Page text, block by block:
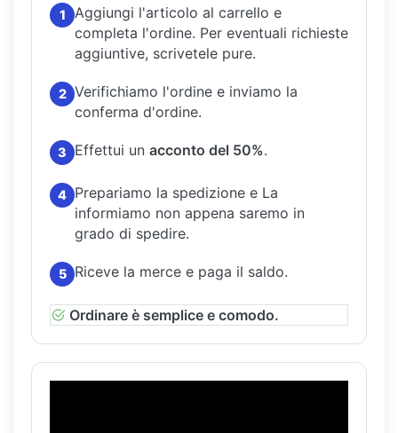
1
Aggiungi l'articolo al carrello e
completa l'ordine. Per eventuali richieste
aggiuntive, scrivetele pure.
2 Verifichiamo l'ordine e inviamo la
conferma d'ordine.
3 Effettui un acconto del 50%.
4 Prepariamo la spedizione e La
informiamo non appena saremo in
grado di spedire.
5 Riceve la merce e paga il saldo.
Ordinare è semplice e comodo.